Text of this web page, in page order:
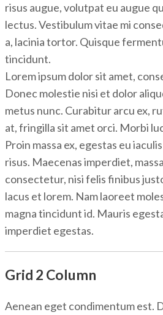
risus augue, volutpat eu augue
lectus. Vestibulum vitae mi
a, lacinia tortor. Quisque
tincidunt.
Lorem ipsum dolor sit amet,
Donec molestie nisi et dolor
metus nunc. Curabitur arcu ex,
at, fringilla sit amet orci. Morbi
Proin massa ex, egestas eu
risus. Maecenas imperdiet,
consectetur, nisi felis finibus
lacus et lorem. Nam laoreet
magna tincidunt id. Mauris
imperdiet egestas.
Grid 2 Column
Aenean eget condimentum est.